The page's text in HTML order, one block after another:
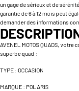
un gage de sérieux et de
garantie de 6 à 12 mois peut
demander des informations
AVENEL MOTOS QUADS,
superbe quad :
TYPE : OCCASION
MARQUE : POLARIS